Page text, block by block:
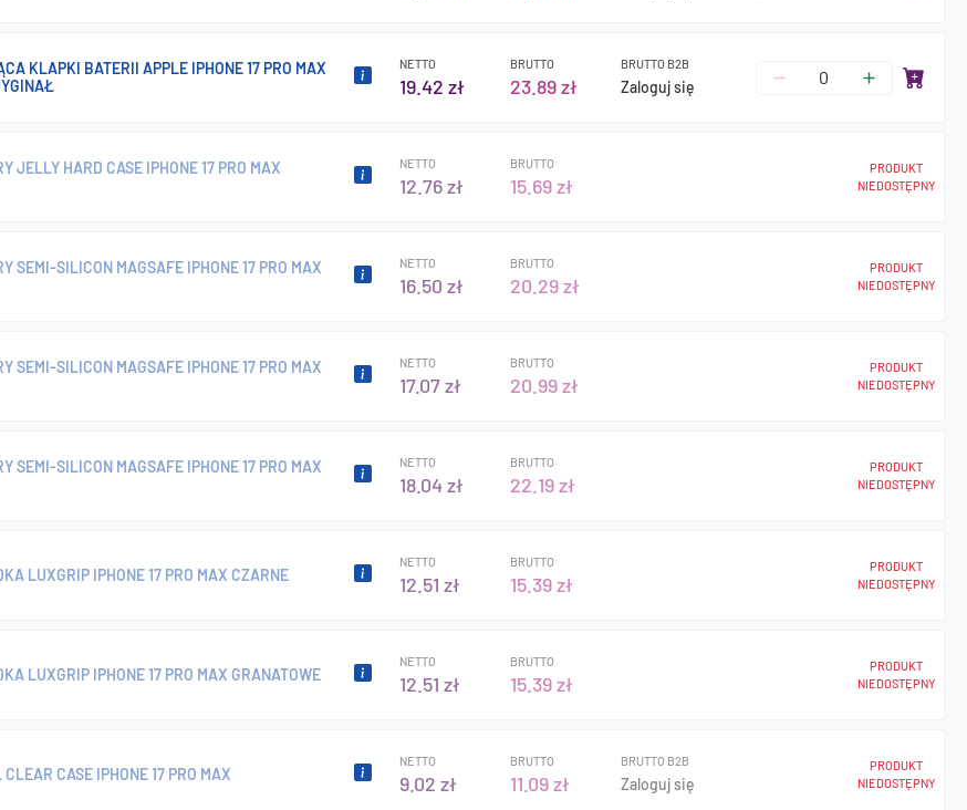
KLAPKI BATERII APPLE IPHONE 17 PRO MAX
NETTO
19.42 zł
BRUTTO
23.89 zł
BRUTTO B2B
Zaloguj się
JELLY HARD CASE IPHONE 17 PRO MAX
NETTO
12.76 zł
BRUTTO
15.69 zł
PRODUKT
NIEDOSTĘPNY
SEMI-SILICON MAGSAFE IPHONE 17 PRO MAX
NETTO
16.50 zł
BRUTTO
20.29 zł
PRODUKT
NIEDOSTĘPNY
SEMI-SILICON MAGSAFE IPHONE 17 PRO MAX
NETTO
17.07 zł
BRUTTO
20.99 zł
PRODUKT
NIEDOSTĘPNY
SEMI-SILICON MAGSAFE IPHONE 17 PRO MAX
NETTO
18.04 zł
BRUTTO
22.19 zł
PRODUKT
NIEDOSTĘPNY
LUXGRIP IPHONE 17 PRO MAX CZARNE
NETTO
12.51 zł
BRUTTO
15.39 zł
PRODUKT
NIEDOSTĘPNY
LUXGRIP IPHONE 17 PRO MAX GRANATOWE
NETTO
12.51 zł
BRUTTO
15.39 zł
PRODUKT
NIEDOSTĘPNY
CASE IPHONE 17 PRO MAX
NETTO
9.02 zł
BRUTTO
11.09 zł
BRUTTO B2B
Zaloguj się
PRODUKT
NIEDOSTĘPNY